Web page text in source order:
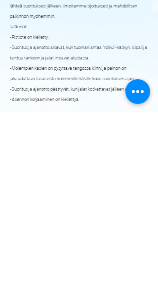
lähteä suorituksesi jälkeen, ilmoitamme sijoituksesi ja mahdollisen
palkinnon myöhemmin.
Säännöt:
-Ristiote on kielletty.
-Suoritus ja ajanotto alkavat, kun tuomari antaa "roiku"-käskyn, kilpailija
tarttuu tankoon ja jalat irtoavat alustasta.
-Molempien käsien on pysyttävä tangossa kiinni ja painon on
jakauduttava tasaisesti molemmille käsille koko suorituksen ajan.
-Suoritus ja ajanotto päättyvät, kun jalat koskettavat jälleen alustaa.
-Asennon korjaaminen on kiellettyä.